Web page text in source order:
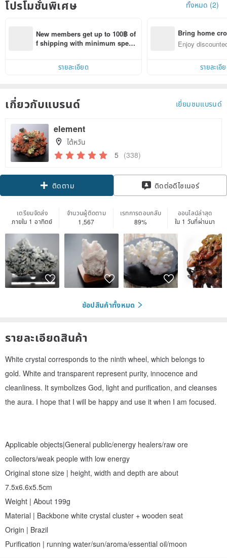
โปรโมชั่นพิเศษ ทั้งหมด (2)
New members get up to 100฿ of
f shipping with minimum spen
รายละเอียด
Bring home
n with ease
Enjoy
รายละเอี
เกี่ยวกับแบรนด์ เยี่ยมชมแบรนด์
element
ไต้หวัน
5 (338)
ติดตาม ติดต่อดีไซเนอร์
เตรียมจัดส่ง
ภายใน 1 อาทิตย์
จำนวนผู้ติดตาม
1,567
เรทการตอบกลับ
89%
ออนไลน์ล่าสุด
ใน 1 วันที่ผ่านมา
ช้อปสินค้าทั้งหมด
รายละเอียดสินค้า
White crystal corresponds to the ninth wheel, which belongs to
gold. White and transparent represent purity, innocence and
cleanliness. It symbolizes God, light and purification, and cleanses
the aura. I hope that I will be happy and use it when I am focused.
Applicable objects|General public/energy healers/raw ore
collectors/weak people with low energy
Original stone size | height, width and depth are about
7.5x6.6x5.5cm
Weight | About 199g
Material | Backbone white crystal cluster + wooden seat
Origin | Brazil
Purification | running water/sun/aroma/essential oil/moon